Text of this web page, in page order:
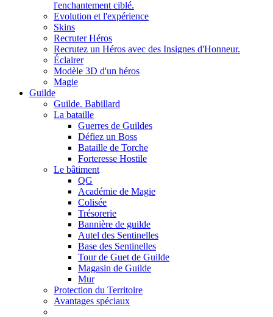
l'enchantement ciblé.
Evolution et l'expérience
Skins
Recruter Héros
Recrutez un Héros avec des Insignes d'Honneur.
Éclairer
Modèle 3D d'un héros
Magie
Guilde
Guilde. Babillard
La bataille
Guerres de Guildes
Défiez un Boss
Bataille de Torche
Forteresse Hostile
Le bâtiment
QG
Académie de Magie
Colisée
Trésorerie
Bannière de guilde
Autel des Sentinelles
Base des Sentinelles
Tour de Guet de Guilde
Magasin de Guilde
Mur
Protection du Territoire
Avantages spéciaux